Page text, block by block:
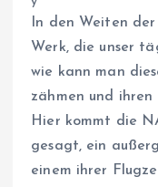
In den Weiten
Werk, die unser
wie kann man
zähmen und ihren
Hier kommt die
gesagt, ein
einem ihrer